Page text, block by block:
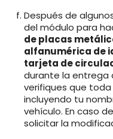
Después de
del módulo para
de placas
alfanumérica de
tarjeta de
durante la entrega
verifiques que
incluyendo tu
vehículo. En caso
solicitar la